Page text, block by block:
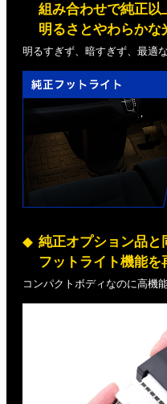
組み合わせで純正以
明るさとやわらかな
明るすぎず、暗すぎず、最適
純正オプション品と
フットライト機能を
コンパクトボディなのに高機